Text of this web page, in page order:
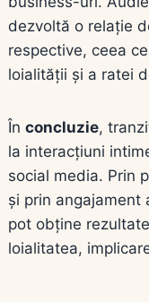
dezvoltă o relație
respective, ceea
loialității și a ratei
În concluzie,
la interacțiuni
social media. Prin
și prin angajament
pot obține
loialitatea,